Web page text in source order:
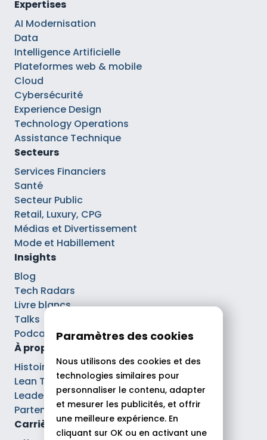
Expertises
AI Modernisation
Data
Intelligence Artificielle
Plateformes web & mobile
Cloud
Cybersécurité
Experience Design
Technology Operations
Assistance Technique
Secteurs
Services Financiers
Santé
Secteur Public
Retail, Luxury, CPG
Médias et Divertissement
Mode et Habillement
Insights
Blog
Tech Radars
Livre blancs
Talks
Podcasts
À propos
Histoire
Lean Tech®
Leaders
Partenaires
Carrières
Paramètres des cookies
Nous utilisons des cookies et des
technologies similaires pour
personnaliser le contenu, adapter
et mesurer les publicités, et offrir
une meilleure expérience. En
cliquant sur OK ou en activant une